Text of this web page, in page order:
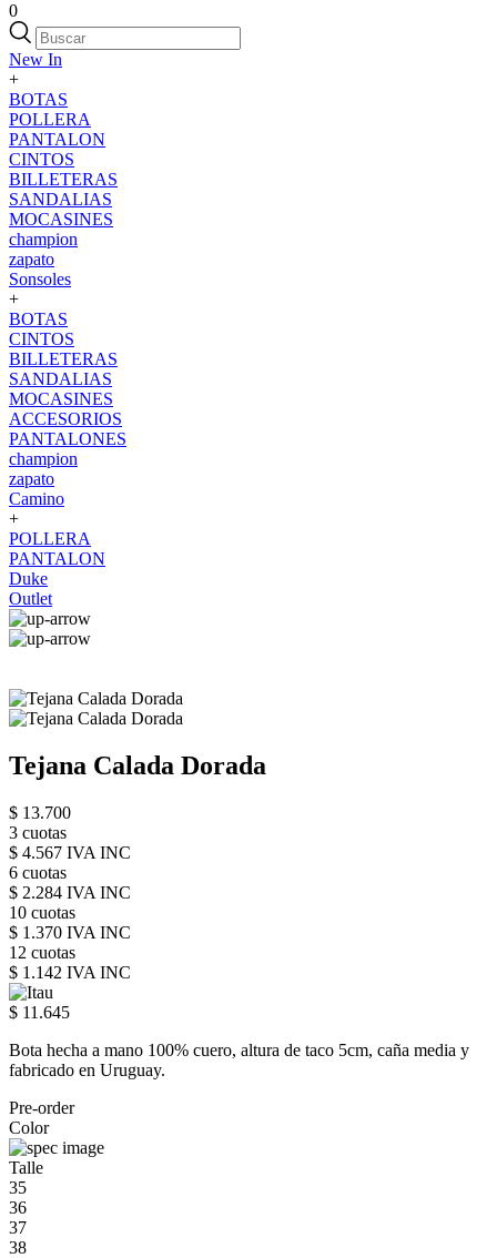
0
New In
+
BOTAS
POLLERA
PANTALON
CINTOS
BILLETERAS
SANDALIAS
MOCASINES
champion
zapato
Sonsoles
+
BOTAS
CINTOS
BILLETERAS
SANDALIAS
MOCASINES
ACCESORIOS
PANTALONES
champion
zapato
Camino
+
POLLERA
PANTALON
Duke
Outlet
Tejana Calada Dorada
$ 13.700
3 cuotas
$ 4.567 IVA INC
6 cuotas
$ 2.284 IVA INC
10 cuotas
$ 1.370 IVA INC
12 cuotas
$ 1.142 IVA INC
$ 11.645
Bota hecha a mano 100% cuero, altura de taco 5cm, caña media y
fabricado en Uruguay.
Pre-order
Color
Talle
35
36
37
38